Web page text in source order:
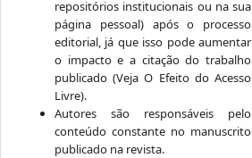
repositórios institucionais ou na sua
página pessoal) após o processo
editorial, já que isso pode aumentar
o impacto e a citação do trabalho
publicado (Veja O Efeito do Acesso
Livre).
Autores são responsáveis pelo
conteúdo constante no manuscrito
publicado na revista.